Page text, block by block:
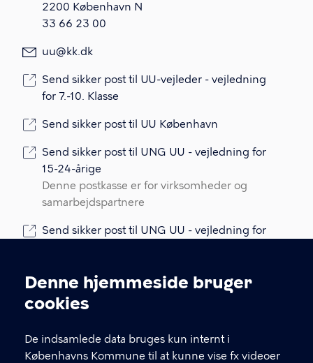
Cookieindstillinger
Denne hjemmeside bruger
cookies
De indsamlede data bruges kun internt i
Københavns Kommune til at kunne vise fx videoer
2200 København N
33 66 23 00
uu@kk.dk
Send sikker post til UU-vejleder - vejledning
for 7.-10. Klasse
Send sikker post til UU København
Send sikker post til UNG UU - vejledning for
15-24-årige
Denne postkasse er for virksomheder og
samarbejdspartnere
Send sikker post til UNG UU - vejledning for
pårørende
EAN: 579 800 938 5321; Bruger id POGR
SE: 2248 8015